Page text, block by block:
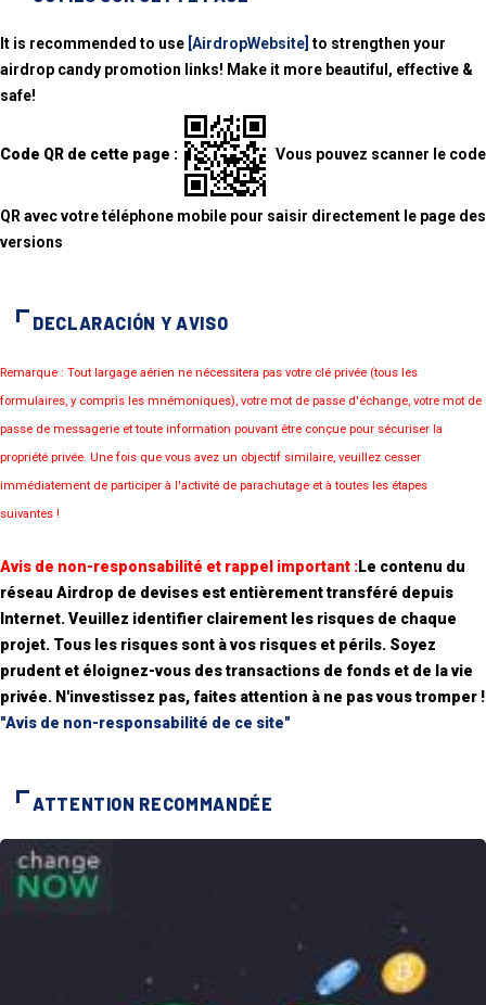
It is recommended to use [AirdropWebsite] to strengthen your
airdrop candy promotion links! Make it more beautiful, effective &
safe!
Code QR de cette page : Vous pouvez scanner le code
QR avec votre téléphone mobile pour saisir directement le page des
versions
DECLARACIÓN Y AVISO
Remarque : Tout largage aérien ne nécessitera pas votre clé privée (tous les
formulaires, y compris les mnémoniques), votre mot de passe d'échange, votre mot de
passe de messagerie et toute information pouvant être conçue pour sécuriser la
propriété privée. Une fois que vous avez un objectif similaire, veuillez cesser
immédiatement de participer à l'activité de parachutage et à toutes les étapes
suivantes !
Avis de non-responsabilité et rappel important :Le contenu du
réseau Airdrop de devises est entièrement transféré depuis
Internet. Veuillez identifier clairement les risques de chaque
projet. Tous les risques sont à vos risques et périls. Soyez
prudent et éloignez-vous des transactions de fonds et de la vie
privée. N'investissez pas, faites attention à ne pas vous tromper !
"Avis de non-responsabilité de ce site"
ATTENTION RECOMMANDÉE